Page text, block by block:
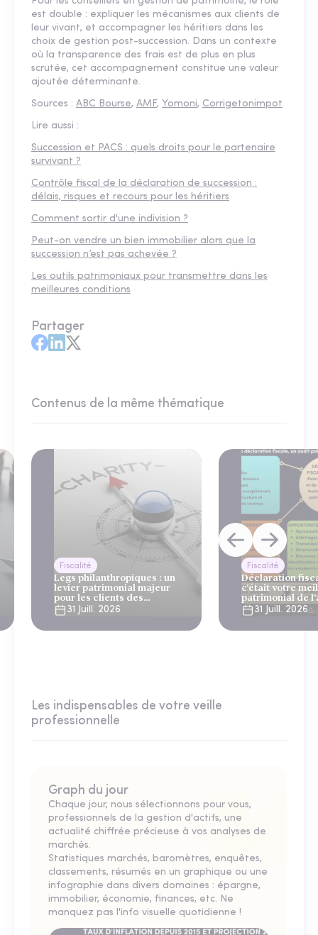
est double : expliquer les mécanismes aux clients de
leur vivant, et accompagner les héritiers dans les
choix de gestion post-succession. Dans un contexte
où la transparence des frais est de plus en plus
scrutée, cet accompagnement constitue une valeur
ajoutée déterminante.
Sources : ABC Bourse, AMF, Yomoni, Corrigetonimpot
Lire aussi :
Succession et PACS : quels droits pour le partenaire
survivant ?
Contrôle fiscal de la déclaration de succession :
délais, risques et recours pour les héritiers
Comment sortir d'une indivision ?
Peut-on vendre un bien immobilier alors que la
succession n’est pas achevée ?
Les outils patrimoniaux pour transmettre dans les
meilleures conditions
Partager
Contenus de la même thématique
Fiscalité
Legs philanthropiques : un
levier patrimonial majeur
pour les clients des
gestionnaires de patrimoine
et des banques privées
31 Juill. 2026
Fiscalité
Déclaration
c'était votre
patrimonial de
31 Juill. 2026
Les indispensables de votre veille
professionnelle
Graph du jour
Chaque jour, nous sélectionnons pour vous,
professionnels de la gestion d'actifs, une
actualité chiffrée précieuse à vos analyses de
marchés.
Statistiques marchés, baromètres, enquêtes,
classements, résumés en un graphique ou une
infographie dans divers domaines : épargne,
immobilier, économie, finances, etc. Ne
manquez pas l'info visuelle quotidienne !